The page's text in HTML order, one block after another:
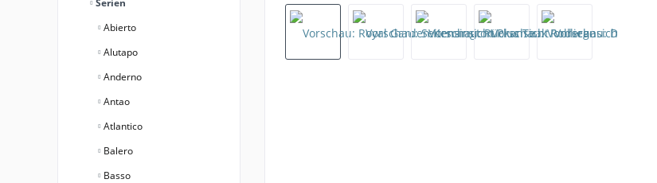
Serien
Abierto
Alutapo
Anderno
Antao
Atlantico
Balero
Basso